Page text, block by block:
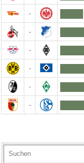
-
-
-
-
-
-